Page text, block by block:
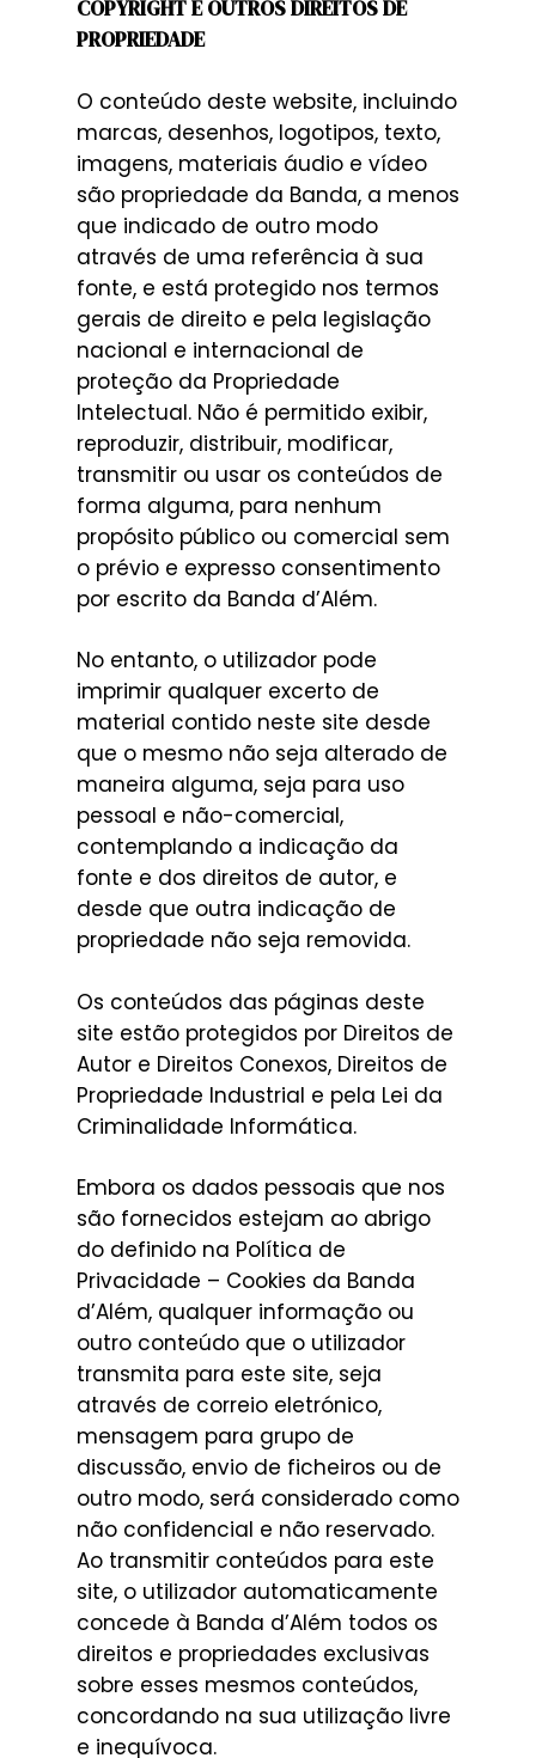
COPYRIGHT E OUTROS DIREITOS DE
PROPRIEDADE
O conteúdo deste website, incluindo
marcas, desenhos, logotipos, texto,
imagens, materiais áudio e vídeo
são propriedade da Banda, a menos
que indicado de outro modo
através de uma referência à sua
fonte, e está protegido nos termos
gerais de direito e pela legislação
nacional e internacional de
proteção da Propriedade
Intelectual. Não é permitido exibir,
reproduzir, distribuir, modificar,
transmitir ou usar os conteúdos de
forma alguma, para nenhum
propósito público ou comercial sem
o prévio e expresso consentimento
por escrito da Banda d’Além.
No entanto, o utilizador pode
imprimir qualquer excerto de
material contido neste site desde
que o mesmo não seja alterado de
maneira alguma, seja para uso
pessoal e não-comercial,
contemplando a indicação da
fonte e dos direitos de autor, e
desde que outra indicação de
propriedade não seja removida.
Os conteúdos das páginas deste
site estão protegidos por Direitos de
Autor e Direitos Conexos, Direitos de
Propriedade Industrial e pela Lei da
Criminalidade Informática.
Embora os dados pessoais que nos
são fornecidos estejam ao abrigo
do definido na Política de
Privacidade – Cookies da Banda
d’Além, qualquer informação ou
outro conteúdo que o utilizador
transmita para este site, seja
através de correio eletrónico,
mensagem para grupo de
discussão, envio de ficheiros ou de
outro modo, será considerado como
não confidencial e não reservado.
Ao transmitir conteúdos para este
site, o utilizador automaticamente
concede à Banda d’Além todos os
direitos e propriedades exclusivas
sobre esses mesmos conteúdos,
concordando na sua utilização livre
e inequívoca.